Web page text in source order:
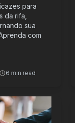
para
da rifa,
sua
com
6 min read